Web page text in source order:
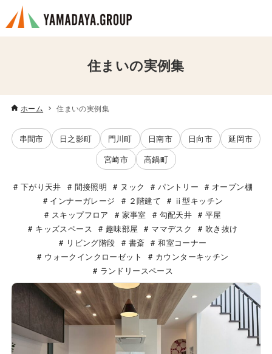
住まいの実例集
ホーム 住まいの実例集
串間市 日之影町 門川町 日南市 日向市
延岡市
宮崎市
高鍋町
下がり天井 間接照明 ヌック パントリー
オープン棚
インナーガレージ
２階建て
ⅱ型キッチン
スキップフロア
家事室 勾配天井
平屋
キッズスペース
趣味部屋 ママデスク
吹き抜け
リビング階段
書斎
和室コーナー
ウォークインクローゼット
カウンターキッチン
ランドリースペース